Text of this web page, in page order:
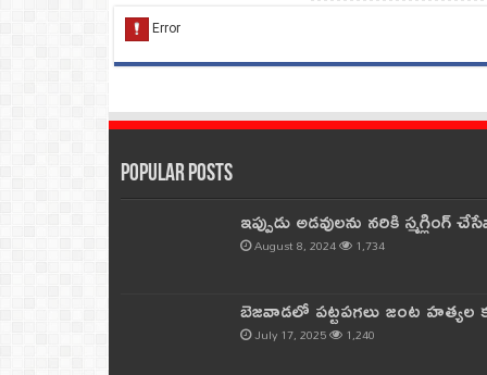
Popular Posts
ఇప్పుడు అడవులను నరికి
August 8, 2024 1,734
బెజవాడలో పట్టపగలు జంట
July 17, 2025 1,240